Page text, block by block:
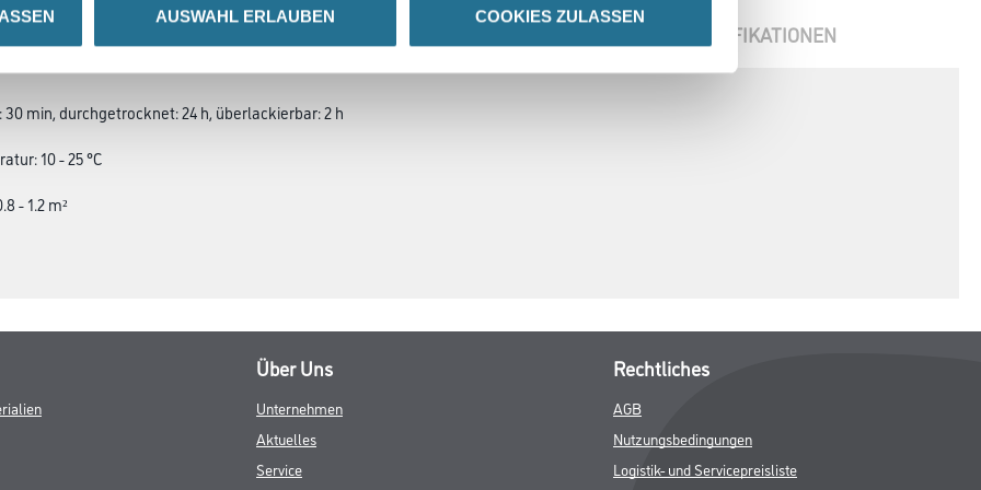
AUSWAHL ERLAUBEN COOKIES ZULASSEN
SPEZIFIKATIONEN
min, durchgetrocknet: 24 h, überlackierbar: 2 h
10 - 25 °C
- 1.2 m²
Über Uns
Unternehmen
Aktuelles
Service
Rechtliches
AGB
Nutzungsbedingungen
Logistik- und Servicepreisliste